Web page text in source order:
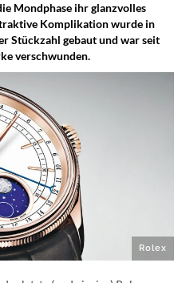
Mondphase ihr glanzvolles
Komplikation wurde in
Stückzahl gebaut und war seit
verschwunden.
Rolex